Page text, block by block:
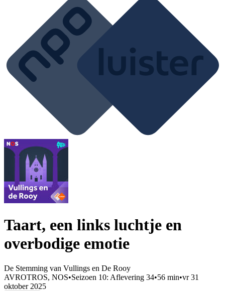
Taart, een links luchtje en
overbodige emotie
De Stemming van Vullings en De Rooy
AVROTROS, NOS•Seizoen 10: Aflevering 34•56 min•vr 31
oktober 2025